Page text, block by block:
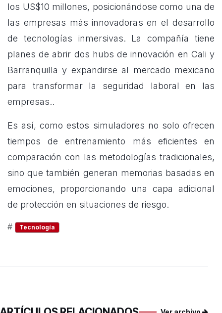
los US$10 millones, posicionándose como una de
las empresas más innovadoras en el desarrollo
de tecnologías inmersivas. La compañía tiene
planes de abrir dos hubs de innovación en Cali y
Barranquilla y expandirse al mercado mexicano
para transformar la seguridad laboral en las
empresas..
Es así, como estos simuladores no solo ofrecen
tiempos de entrenamiento más eficientes en
comparación con las metodologías tradicionales,
sino que también generan memorias basadas en
emociones, proporcionando una capa adicional
de protección en situaciones de riesgo.
# Tecnología